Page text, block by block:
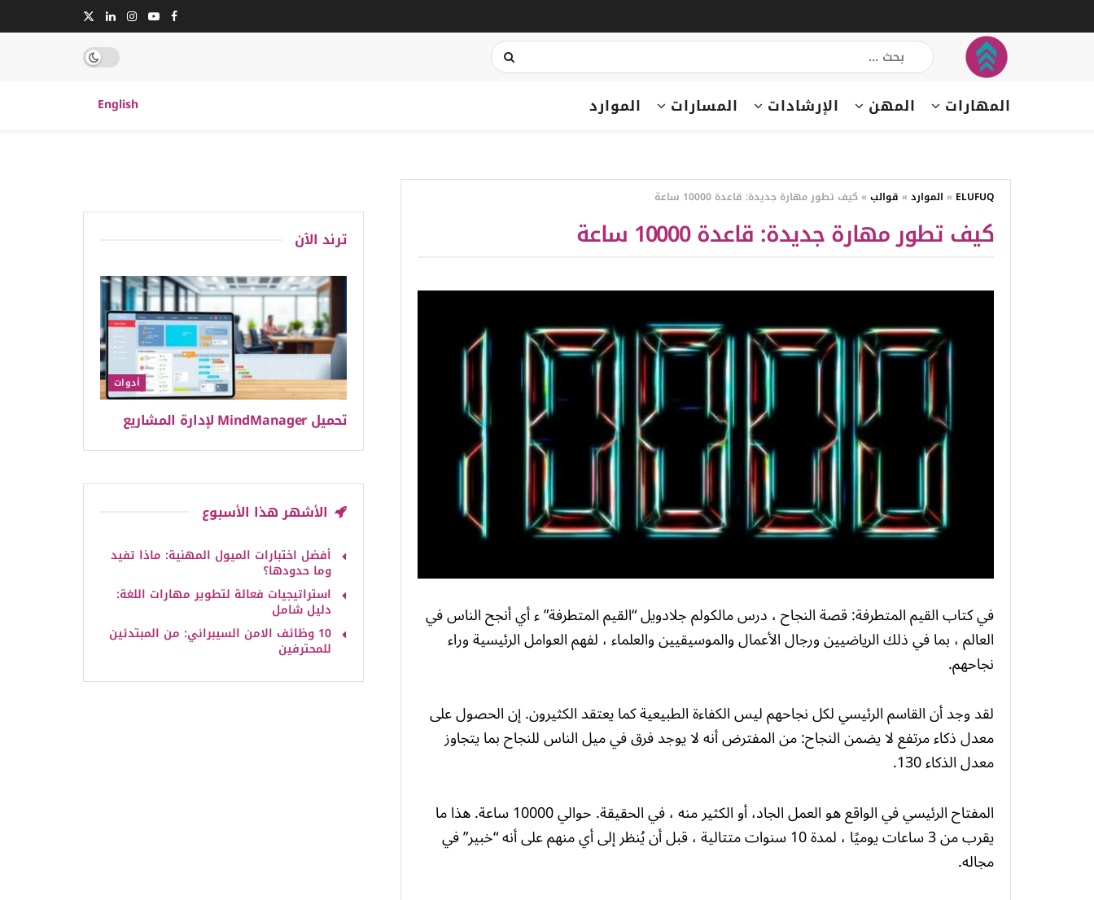
المهارات المهن الإرشادات المسارات الموارد English
ELUFUQ
» الموارد » قوالب »كيف تطور مهارة جديدة: قاعدة 10000 ساعة
كيف تطور مهارة جديدة: قاعدة 10000 ساعة
في كتاب القيم المتطرفة: قصة النجاح ، درس مالكولم جلادويل “القيم المتطرفة” ء أي أنجح الناس في
العالم ، بما في ذلك الرياضيين ورجال الأعمال والموسيقيين والعلماء ، لفهم العوامل الرئيسية وراء
نجاحهم.
لقد وجد أن القاسم الرئيسي لكل نجاحهم ليس الكفاءة الطبيعية كما يعتقد الكثيرون. إن الحصول على
معدل ذكاء مرتفع لا يضمن النجاح: من المفترض أنه لا يوجد فرق في ميل الناس للنجاح بما يتجاوز
معدل الذكاء 130.
المفتاح الرئيسي في الواقع هو العمل الجاد، أو الكثير منه ، في الحقيقة. حوالي 10000 ساعة. هذا ما
يقرب من 3 ساعات يوميًا ، لمدة 10 سنوات متتالية ، قبل أن يُنظر إلى أي منهم على أنه “خبير” في
مجاله.
ترند الٱن
أدوات
تحميل MindManager لإدارة المشاريع
الأشهر هذا الأسبوع
أفضل اختبارات الميول المهنية: ماذا تفيد
وما حدودها؟
استراتيجيات فعالة لتطوير مهارات اللغة:
دليل شامل
10 وظائف الامن السيبراني: من المبتدئين
للمحترفين